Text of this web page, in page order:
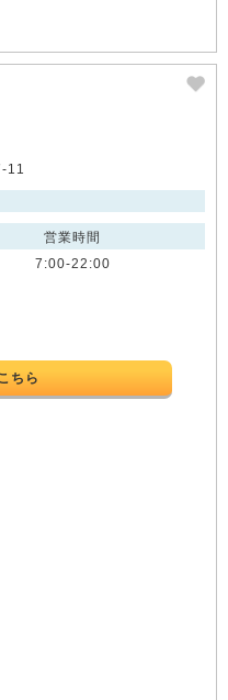
11
営業時間
7:00-22:00
ちら